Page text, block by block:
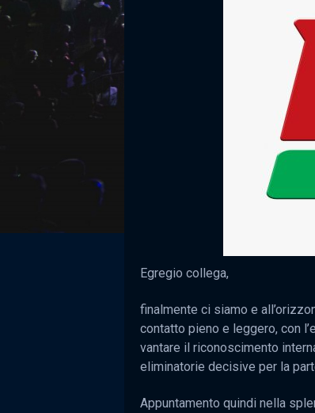
Egregio collega,
finalmente ci siamo e
contatto pieno e leggero, con
vantare il riconoscimento
eliminatorie decisive per la
Appuntamento quindi nella